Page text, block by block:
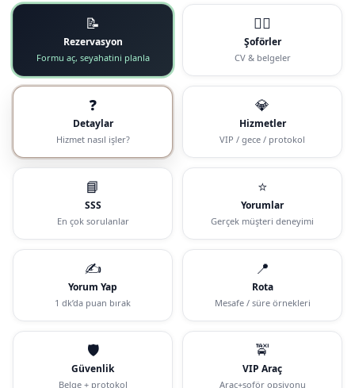
📝
Rezervasyon
Formu aç, seyahatini planla
🧑‍✈️
Şoförler
CV & belgeler
❓
Detaylar
Hizmet nasıl işler?
💎
Hizmetler
VIP / gece / protokol
📘
SSS
En çok sorulanlar
⭐
Yorumlar
Gerçek müşteri deneyimi
✍️
Yorum Yap
1 dk’da puan bırak
📍
Rota
Mesafe / süre örnekleri
🛡️
Güvenlik
Belge + protokol
🚖
VIP Araç
Araç+şoför opsiyonu